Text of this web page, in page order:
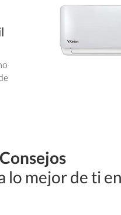
Consejos
lo mejor de ti